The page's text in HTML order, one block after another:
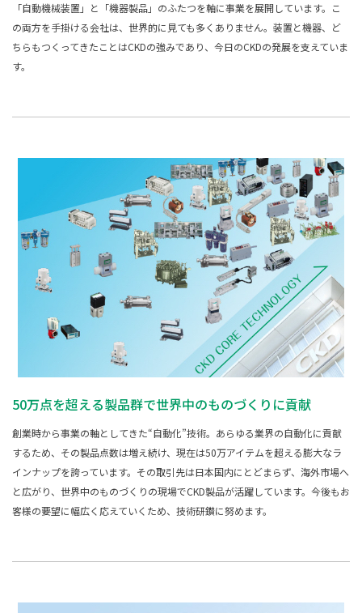
「自動機械装置」と「機器製品」のふたつを軸に事業を展開しています。こ
の両方を手掛ける会社は、世界的に見ても多くありません。装置と機器、ど
ちらもつくってきたことはCKDの強みであり、今日のCKDの発展を支えていま
す。
50万点を超える製品群で世界中のものづくりに貢献
創業時から事業の軸としてきた“自動化”技術。あらゆる業界の自動化に貢献
するため、その製品点数は増え続け、現在は50万アイテムを超える膨大なラ
インナップを誇っています。その取引先は日本国内にとどまらず、海外市場へ
と広がり、世界中のものづくりの現場でCKD製品が活躍しています。今後もお
客様の要望に幅広く応えていくため、技術研鑚に努めます。